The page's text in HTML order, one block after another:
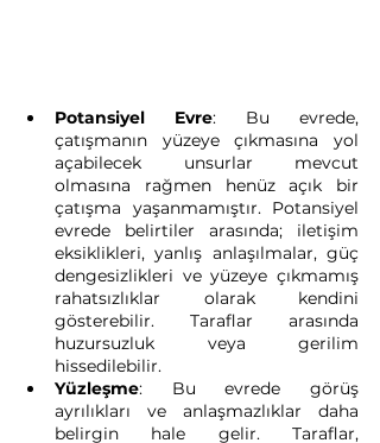
Potansiyel Evre: Bu evrede,
çatışmanın yüzeye çıkmasına yol
açabilecek unsurlar mevcut
olmasına rağmen henüz açık bir
çatışma yaşanmamıştır. Potansiyel
evrede belirtiler arasında; iletişim
eksiklikleri, yanlış anlaşılmalar, güç
dengesizlikleri ve yüzeye çıkmamış
rahatsızlıklar olarak kendini
gösterebilir. Taraflar arasında
huzursuzluk veya gerilim
hissedilebilir.
Yüzleşme: Bu evrede görüş
ayrılıkları ve anlaşmazlıklar daha
belirgin hale gelir. Taraflar,